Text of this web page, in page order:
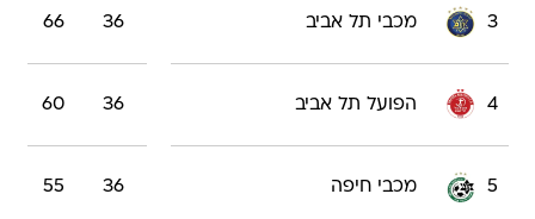
3 מכבי תל אביב 36
66
4 הפועל תל אביב 36
60
5 מכבי חיפה 36
55